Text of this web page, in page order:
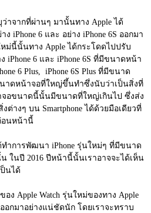
าจากที่ผ่านๆ มานั้นทาง Apple ได้
iPhone 6 และ อย่าง iPhone 6S ออกมา
นี้นั้นทาง Apple ได้กระโดดไปปรับ
6 และ iPhone 6S ที่มีขนาดหน้า
6 Plus,  iPhone 6S Plus ที่มีขนาด
าดหน้าจอที่ใหญ่ขึ้นทำซึ่งนับว่าเป็นสิ่งที่
จอขนาดนี้นั้นมีขนาดที่ใหญ่เกินไป ซึ่งส่ง
ต่างๆ บน Smartphone ได้ด้วยมือเดียวที่
อนหน้านี้
ทำการพัฒนา iPhone รุ่นใหม่ๆ ที่มีขนาด
ในปี 2016 ปีหน้านี้นั้นเราอาจจะได้เห็น
ป็นได้
Apple Watch รุ่นใหม่ของทาง Apple
อกมาอย่างแน่ชัดนัก โดยเราจะทราบ